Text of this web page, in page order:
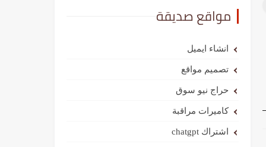
مواقع صديقة
انشاء ايميل
تصميم مواقع
حراج نيو سوق
كاميرات مراقبة
اشتراك chatgpt